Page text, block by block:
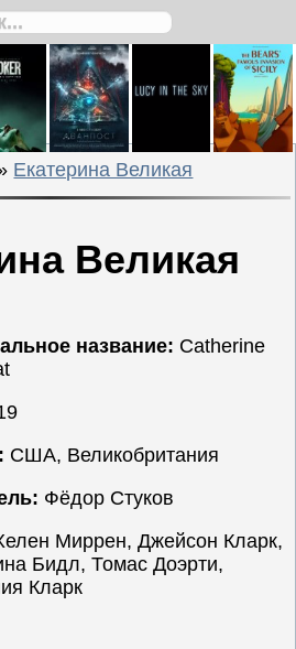
Екатерина Великая
Великая
название: Catherine
США, Великобритания
Фёдор Стуков
Миррен, Джейсон Кларк,
Бидл, Томас Доэрти,
Кларк